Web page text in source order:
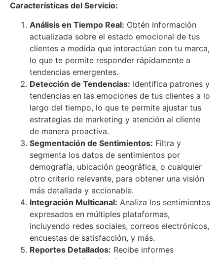
Características del Servicio:
Análisis en Tiempo Real: Obtén información
actualizada sobre el estado emocional de tus
clientes a medida que interactúan con tu marca,
lo que te permite responder rápidamente a
tendencias emergentes.
Detección de Tendencias: Identifica patrones y
tendencias en las emociones de tus clientes a lo
largo del tiempo, lo que te permite ajustar tus
estrategias de marketing y atención al cliente
de manera proactiva.
Segmentación de Sentimientos: Filtra y
segmenta los datos de sentimientos por
demografía, ubicación geográfica, o cualquier
otro criterio relevante, para obtener una visión
más detallada y accionable.
Integración Multicanal: Analiza los sentimientos
expresados en múltiples plataformas,
incluyendo redes sociales, correos electrónicos,
encuestas de satisfacción, y más.
Reportes Detallados: Recibe informes